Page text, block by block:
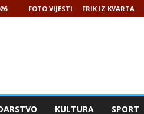
FOTO VIJESTI FRIK IZ KVARTA
KULTURA SPORT